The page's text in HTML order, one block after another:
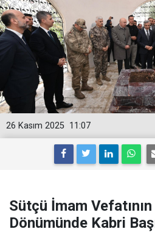
11:07
26 Kasım 2025
Sütçü İmam Vefatının
Dönümünde Kabri